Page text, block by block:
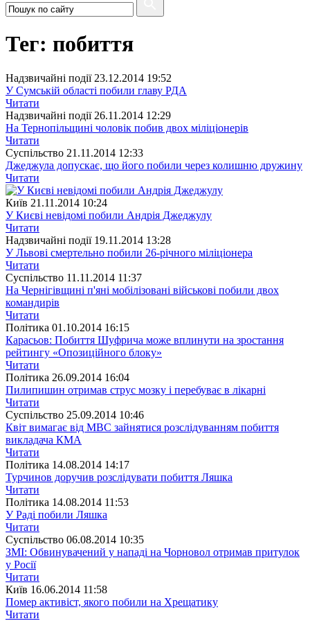
Тег: побиття
Надзвичайні події 23.12.2014 19:52
У Сумській області побили главу РДА
Читати
Надзвичайні події 26.11.2014 12:29
На Тернопільщині чоловік побив двох міліціонерів
Читати
Суспiльство 21.11.2014 12:33
Джеджула допускає, що його побили через колишню дружину
Читати
Київ 21.11.2014 10:24
У Києві невідомі побили Андрія Джеджулу
Читати
Надзвичайні події 19.11.2014 13:28
У Львові смертельно побили 26-річного міліціонера
Читати
Суспiльство 11.11.2014 11:37
На Чернігівщині п'яні мобілізовані військові побили двох
командирів
Читати
Полiтика 01.10.2014 16:15
Карасьов: Побиття Шуфрича може вплинути на зростання
рейтингу «Опозиційного блоку»
Читати
Полiтика 26.09.2014 16:04
Пилипишин отримав струс мозку і перебуває в лікарні
Читати
Суспiльство 25.09.2014 10:46
Квіт вимагає від МВС зайнятися розслідуванням побиття
викладача КМА
Читати
Полiтика 14.08.2014 14:17
Турчинов доручив розслідувати побиття Ляшка
Читати
Полiтика 14.08.2014 11:53
У Раді побили Ляшка
Читати
Суспiльство 06.08.2014 10:35
ЗМІ: Обвинувачений у нападі на Чорновол отримав притулок
у Росії
Читати
Київ 16.06.2014 11:58
Помер активіст, якого побили на Хрещатику
Читати